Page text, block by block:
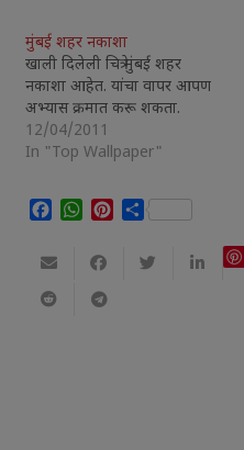
मुंबई शहर नकाशा
खाली दिलेली चित्रे मुंबई शहर
नकाशा आहेत. यांचा वापर आपण
अभ्यास क्रमात करू शकता.
12/04/2011
In "Top Wallpaper"
Facebook
WhatsApp
Pinterest
Share